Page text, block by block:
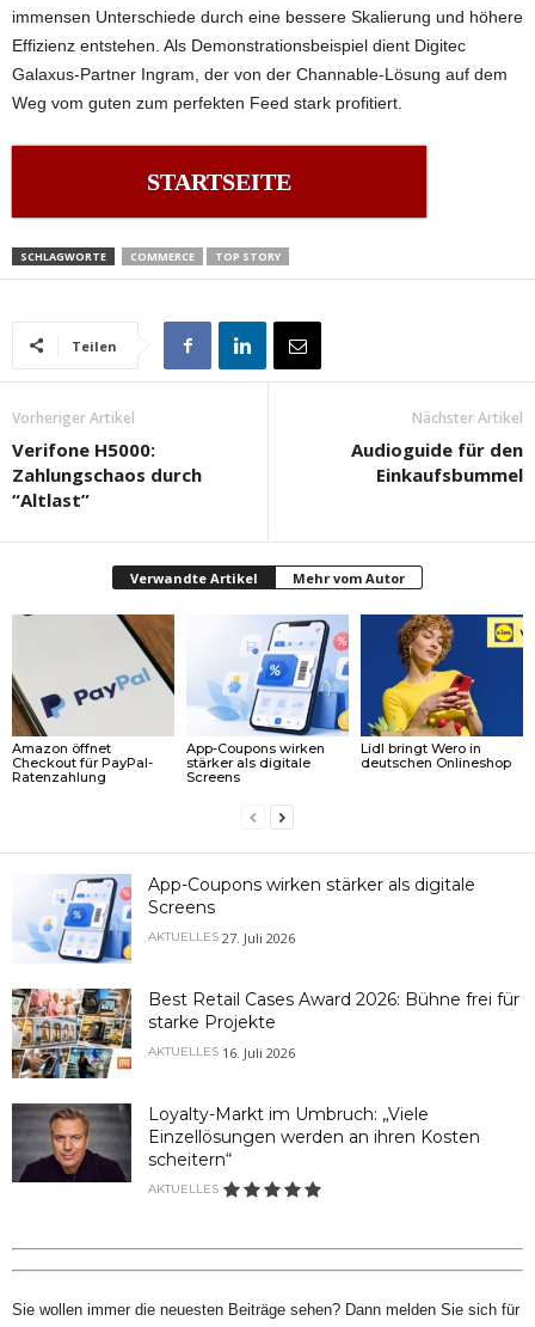
immensen Unterschiede durch eine bessere Skalierung und höhere
Effizienz entstehen. Als Demonstrationsbeispiel dient Digitec
Galaxus-Partner Ingram, der von der Channable-Lösung auf dem
Weg vom guten zum perfekten Feed stark profitiert.
STARTSEITE
SCHLAGWORTE COMMERCE TOP STORY
Teilen
Vorheriger Artikel
Verifone H5000:
Zahlungschaos durch
“Altlast”
Nächster Artikel
Audioguide für den
Einkaufsbummel
Verwandte Artikel Mehr vom Autor
Amazon öffnet
Checkout für PayPal-
Ratenzahlung
App-Coupons wirken
stärker als digitale
Screens
Lidl bringt Wero in
deutschen Onlineshop
App-Coupons wirken stärker als digitale
Screens
AKTUELLES 27. Juli 2026
Best Retail Cases Award 2026: Bühne frei für
starke Projekte
AKTUELLES 16. Juli 2026
Loyalty-Markt im Umbruch: „Viele
Einzellösungen werden an ihren Kosten
scheitern“
AKTUELLES
Sie wollen immer die neuesten Beiträge sehen? Dann melden Sie sich für